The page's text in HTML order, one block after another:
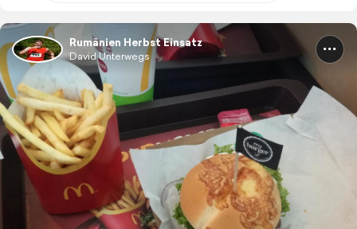
Rumänien Herbst Einsatz
David Unterwegs